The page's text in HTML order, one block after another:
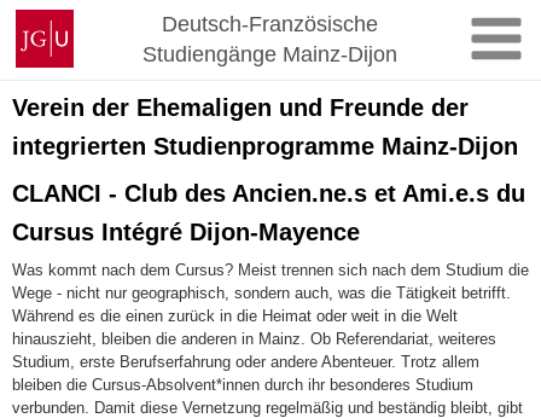
Zum
Inhalt
springen
Johannes
Gutenberg-
Universität
Mainz
Deutsch-Französische
Studiengänge Mainz-Dijon
Verein der Ehemaligen und Freunde der
integrierten Studienprogramme Mainz-Dijon
CLANCI - Club des Ancien.ne.s et Ami.e.s du
Cursus Intégré Dijon-Mayence
Was kommt nach dem Cursus? Meist trennen sich nach dem Studium die
Wege - nicht nur geographisch, sondern auch, was die Tätigkeit betrifft.
Während es die einen zurück in die Heimat oder weit in die Welt
hinauszieht, bleiben die anderen in Mainz. Ob Referendariat, weiteres
Studium, erste Berufserfahrung oder andere Abenteuer. Trotz allem
bleiben die Cursus-Absolvent*innen durch ihr besonderes Studium
verbunden. Damit diese Vernetzung regelmäßig und beständig bleibt, gibt